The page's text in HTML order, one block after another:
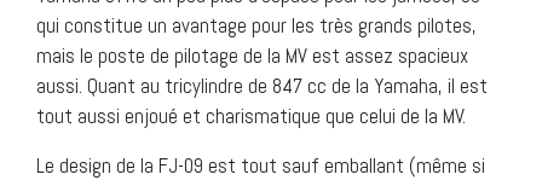
qui constitue un avantage pour les très grands pilotes,
mais le poste de pilotage de la MV est assez spacieux
aussi. Quant au tricylindre de 847 cc de la Yamaha, il est
tout aussi enjoué et charismatique que celui de la MV.
Le design de la FJ-09 est tout sauf emballant (même si